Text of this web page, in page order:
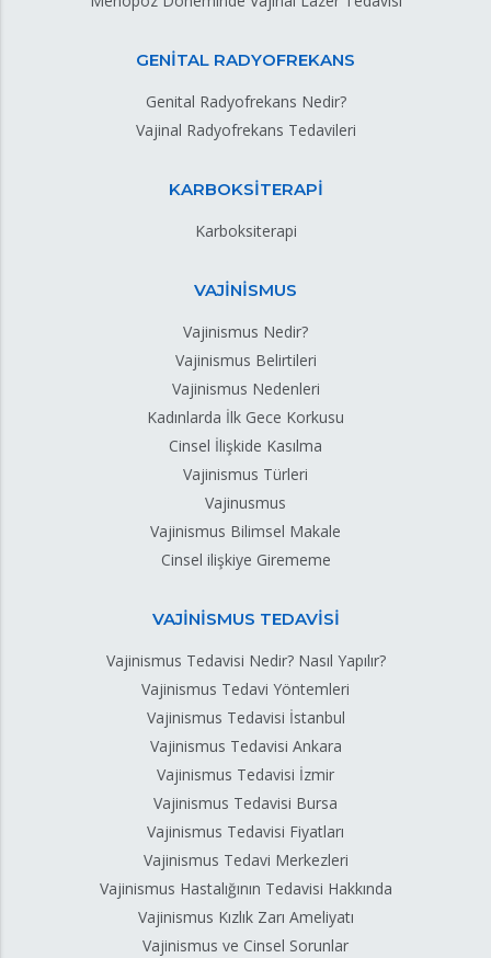
GENİTAL RADYOFREKANS
Genital Radyofrekans Nedir?
Vajinal Radyofrekans Tedavileri
KARBOKSİTERAPİ
Karboksiterapi
VAJİNİSMUS
Vajinismus Nedir?
Vajinismus Belirtileri
Vajinismus Nedenleri
Kadınlarda İlk Gece Korkusu
Cinsel İlişkide Kasılma
Vajinismus Türleri
Vajinusmus
Vajinismus Bilimsel Makale
Cinsel ilişkiye Girememe
VAJİNİSMUS TEDAVİSİ
Vajinismus Tedavisi Nedir? Nasıl Yapılır?
Vajinismus Tedavi Yöntemleri
Vajinismus Tedavisi İstanbul
Vajinismus Tedavisi Ankara
Vajinismus Tedavisi İzmir
Vajinismus Tedavisi Bursa
Vajinismus Tedavisi Fiyatları
Vajinismus Tedavi Merkezleri
Vajinismus Hastalığının Tedavisi Hakkında
Vajinismus Kızlık Zarı Ameliyatı
Vajinismus ve Cinsel Sorunlar